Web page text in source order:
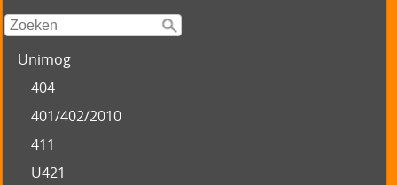
Unimog
404
401/402/2010
411
U421